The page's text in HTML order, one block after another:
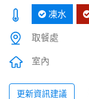
凍水
取餐處
室內
更新資訊建議